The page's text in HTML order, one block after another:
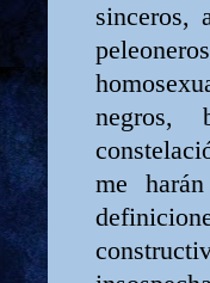
sinceros,
negros,
me